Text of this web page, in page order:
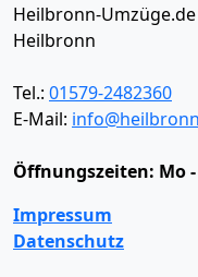
Heilbronn-Umzüge.de
Heilbronn
Tel.: 01579-2482360
E-Mail:
Öffnungszeiten: Mo
Impressum
Datenschutz